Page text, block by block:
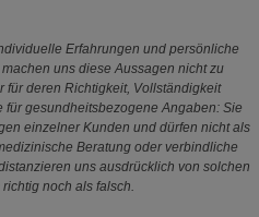
Erfahrungen und persönliche
uns diese Aussagen nicht zu
deren Richtigkeit, Vollständigkeit
gesundheitsbezogene Angaben: Sie
einzelner Kunden und dürfen nicht als
Beratung oder verbindliche
uns ausdrücklich von solchen
noch als falsch.